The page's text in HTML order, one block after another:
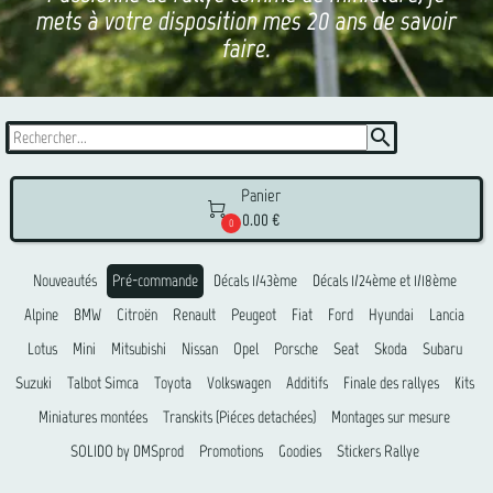
mets à votre disposition mes 20 ans de savoir
faire.
search

0
Panier
0.00 €
Nouveautés Pré-commande Décals 1/43ème
Décals 1/24ème et 1/18ème
Alpine
BMW Citroën Renault Peugeot Fiat Ford Hyundai
Lancia
Lotus
Mini Mitsubishi Nissan Opel Porsche Seat Skoda
Subaru
Suzuki
Talbot Simca Toyota Volkswagen Additifs Finale des rallyes
Kits
Miniatures montées
Transkits (Piéces detachées)
Montages sur mesure
SOLIDO by DMSprod
Promotions Goodies Stickers Rallye